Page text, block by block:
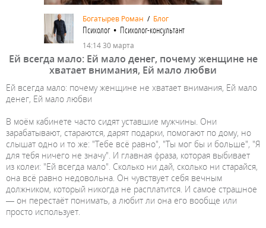
Богатырев Роман / Блог
Психолог • Психолог-консультант
14:14 30 марта
Ей всегда мало: Ей мало денег, почему женщине не
хватает внимания, Ей мало любви
Ей всегда мало: почему женщине не хватает внимания, Ей мало
денег, Ей мало любви
В моём кабинете часто сидят уставшие мужчины. Они
зарабатывают, стараются, дарят подарки, помогают по дому, но
слышат одно и то же: "Тебе всё равно", "Ты мог бы и больше", "Я
для тебя ничего не значу". И главная фраза, которая выбивает
из колеи: "Ей всегда мало". Сколько ни дай, сколько ни старайся,
она всё равно недовольна. Он чувствует себя вечным
должником, который никогда не расплатится. И самое страшное
— он перестаёт понимать, а любит ли она его вообще или
просто использует.